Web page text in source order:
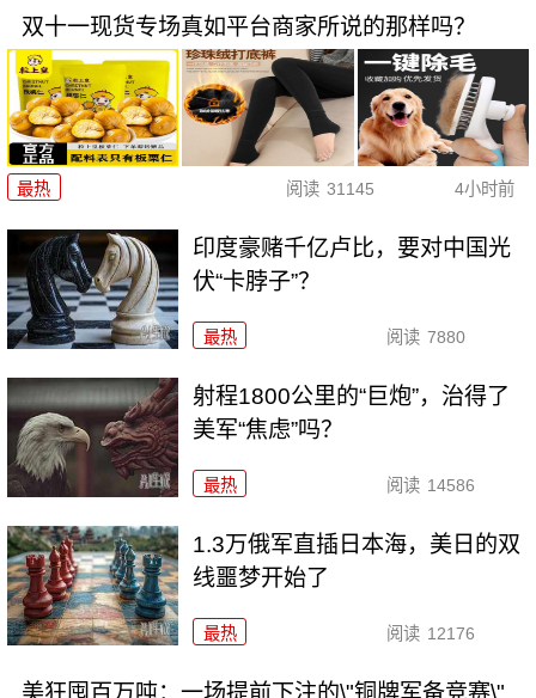
双十一现货专场真如平台商家所说的那样吗？
最热 阅读 31145 4小时前
印度豪赌千亿卢比，要对中国光
伏“卡脖子”？
最热 阅读 7880
射程1800公里的“巨炮”，治得了
美军“焦虑”吗？
最热 阅读 14586
1.3万俄军直插日本海，美日的双
线噩梦开始了
最热 阅读 12176
美狂囤百万吨：一场提前下注的\"铜牌军备竞赛\"